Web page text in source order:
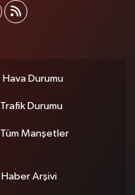
Hava Durumu
Trafik Durumu
Tüm Manşetler
Haber Arşivi